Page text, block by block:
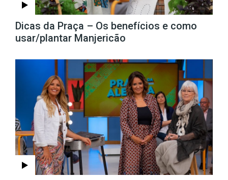
Dicas da Praça – Os benefícios e como
usar/plantar Manjericão